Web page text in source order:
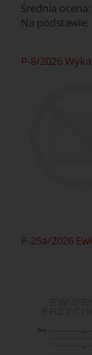
Średnia
Na podstawie:
P-8/2026
P-25a/2026